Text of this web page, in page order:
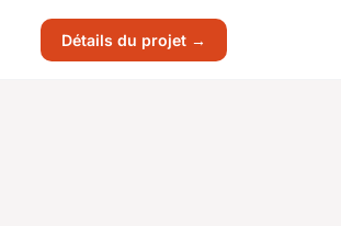
Détails du projet →